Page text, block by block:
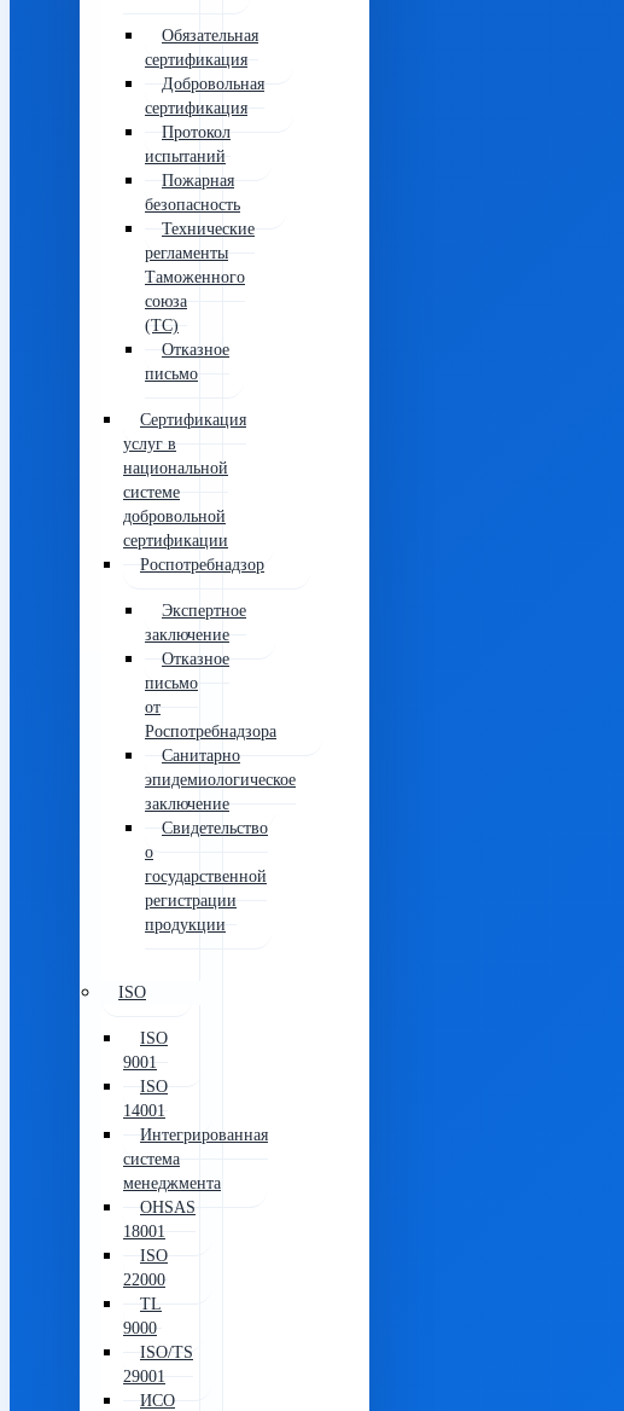
Обязательная
сертификация
Добровольная
сертификация
Протокол
испытаний
Пожарная
безопасность
Технические
регламенты
Таможенного
союза
(ТС)
Отказное
письмо
Сертификация
услуг в
национальной
системе
добровольной
сертификации
Роспотребнадзор
Экспертное
заключение
Отказное
письмо
от
Роспотребнадзора
Санитарно
эпидемиологическое
заключение
Свидетельство
о
государственной
регистрации
продукции
ISO
ISO
9001
ISO
14001
Интегрированная
система
менеджмента
OHSAS
18001
ISO
22000
TL
9000
ISO/TS
29001
ИСО